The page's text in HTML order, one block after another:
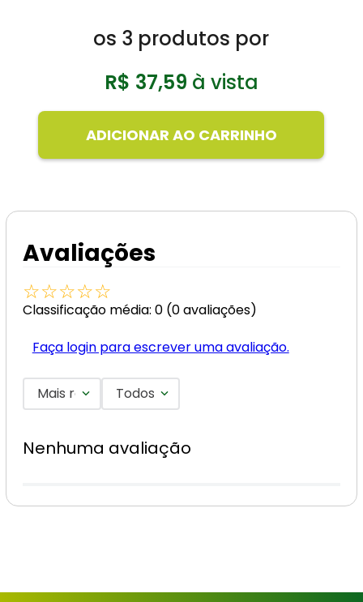
os 3 produtos por
R$ 37,59 à vista
ADICIONAR AO CARRINHO
Avaliações
☆☆☆☆☆
Classificação média: 0 (0 avaliações)
Faça login para escrever uma avaliação.
Mais recentesTodos
Nenhuma avaliação